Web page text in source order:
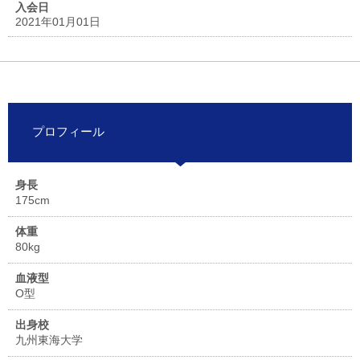
入会日
2021年01月01日
プロフィール
身長
175cm
体重
80kg
血液型
O型
出身校
九州東海大学